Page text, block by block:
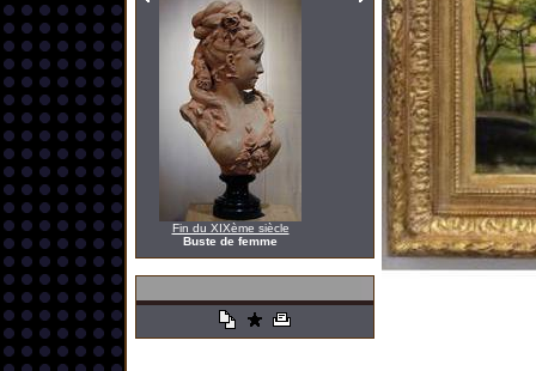
Fin du XIXème siècle
Buste de femme